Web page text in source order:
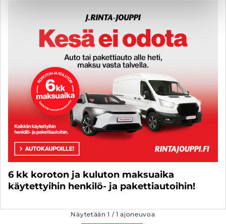
6 kk koroton ja kuluton maksuaika
käytettyihin henkilö- ja pakettiautoihin!
Näytetään1 /1 ajoneuvoa